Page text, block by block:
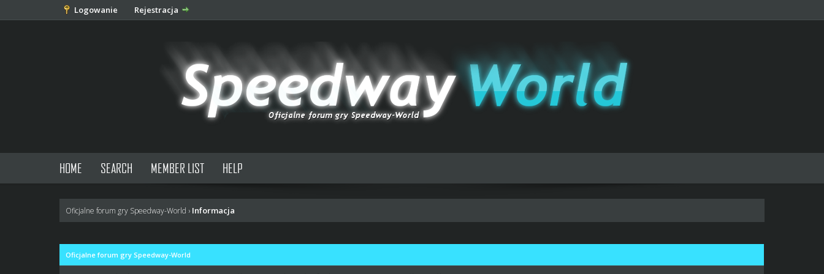
Logowanie Rejestracja
HOME SEARCH MEMBER LIST HELP
Oficjalne forum gry Speedway-World › Informacja
Oficjalne forum gry Speedway-World